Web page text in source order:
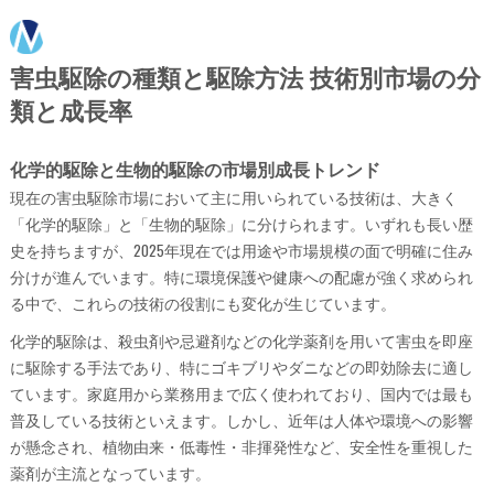
害虫駆除の種類と駆除方法 技術別市場の分
類と成長率
化学的駆除と生物的駆除の市場別成長トレンド
現在の害虫駆除市場において主に用いられている技術は、大きく
「化学的駆除」と「生物的駆除」に分けられます。いずれも長い歴
史を持ちますが、2025年現在では用途や市場規模の面で明確に住み
分けが進んでいます。特に環境保護や健康への配慮が強く求められ
る中で、これらの技術の役割にも変化が生じています。
化学的駆除は、殺虫剤や忌避剤などの化学薬剤を用いて害虫を即座
に駆除する手法であり、特にゴキブリやダニなどの即効除去に適し
ています。家庭用から業務用まで広く使われており、国内では最も
普及している技術といえます。しかし、近年は人体や環境への影響
が懸念され、植物由来・低毒性・非揮発性など、安全性を重視した
薬剤が主流となっています。